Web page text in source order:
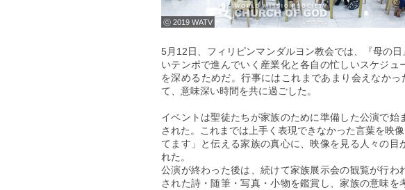
ⓒ 2019 WATV
5月12日、フィリピンマンダルヨン教会では、『母の
いテンポで進んでいく産業化と各自の忙しいスケジ
を深めるためだ。行事にはこれまであまり会えなか
て、意味深い時間を共に過ごした。
イベントは聖徒たちが家族のために準備した公演で
された。これまでは上手く表現できなかった言葉を映
てます」と伝える家族の真心に、映像を見る人々の
れた。
公演が終わった後は、続けて家族展示会の観覧が行
された詩・随筆・写真・小物を鑑賞し、家族の意味